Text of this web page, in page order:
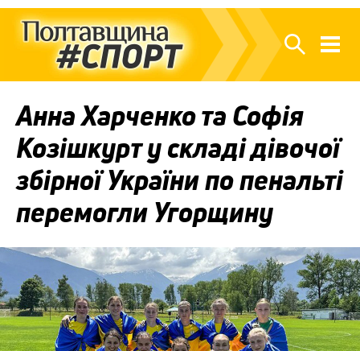
Анна Харченко та Софія
Козішкурт у складі дівочої
збірної України по пенальті
перемогли Угорщину